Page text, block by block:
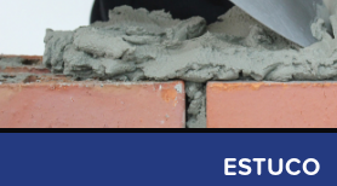
ESTUCO